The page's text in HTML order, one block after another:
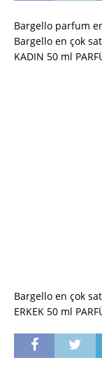
Bargello parfum
Bargello en çok
KADIN 50 ml
Bargello en çok
ERKEK 50 ml